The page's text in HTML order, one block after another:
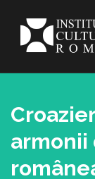
armonii